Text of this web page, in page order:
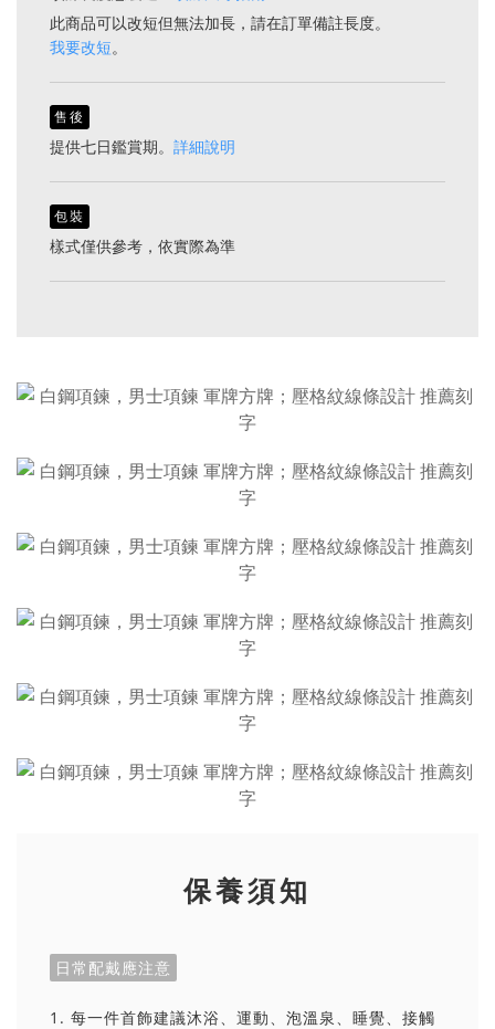
此商品可以改短但無法加長，請在訂單備註長度。
我要改短。
售後
提供七日鑑賞期。 詳細說明
包裝
樣式僅供參考，依實際為準
保養須知
日常配戴應注意
1. 每一件首飾建議沐浴、運動、泡溫泉、睡覺、接觸